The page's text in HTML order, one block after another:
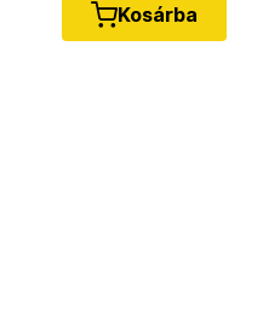
Kosárba